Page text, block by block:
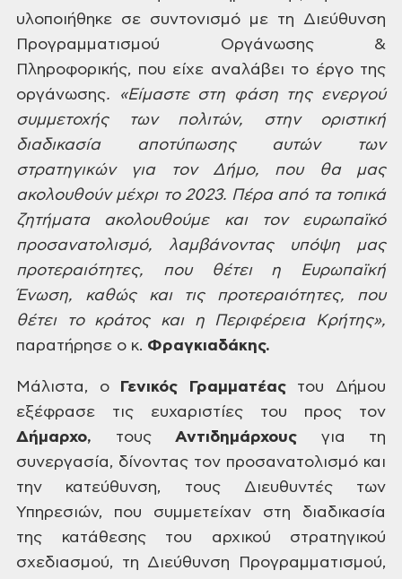
υλοποιήθηκε σε συντονισμό με τη Διεύθυνση
Προγραμματισμού Οργάνωσης &
Πληροφορικής, που είχε αναλάβει το έργο της
οργάνωσης. «Είμαστε στη φάση της ενεργού
συμμετοχής των πολιτών, στην οριστική
διαδικασίααποτύπωσης αυτών των
στρατηγικών για τον Δήμο, που θα μας
ακολουθούν μέχρι το2023. Πέρα από τα τοπικά
ζητήματα ακολουθούμε και τον ευρωπαϊκό
προσανατολισμό, λαμβάνοντας υπόψη μας
προτεραιότητες, που θέτει η Ευρωπαϊκή
Ένωση, καθώς καιτις προτεραιότητες, που
θέτει το κράτος και η Περιφέρεια Κρήτης»,
παρατήρησε ο κ. Φραγκιαδάκης.
Μάλιστα, ο Γενικός Γραμματέαςτου Δήμου
εξέφρασε τις ευχαριστίες του προς τον
Δήμαρχο, τους Αντιδημάρχους για τη
συνεργασία, δίνοντας τον προσανατολισμό και
την κατεύθυνση, τους Διευθυντές των
Υπηρεσιών, που συμμετείχαν στη διαδικασία
της κατάθεσης του αρχικού στρατηγικού
σχεδιασμού, τη Διεύθυνση Προγραμματισμού,